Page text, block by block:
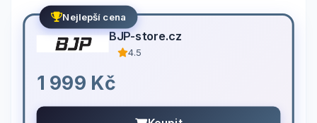
Nejlepší cena
BJP-store.cz
4.5
1 999 Kč